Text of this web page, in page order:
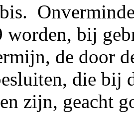
bis.
worden, bij
de door
die bij
zijn, geacht